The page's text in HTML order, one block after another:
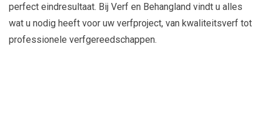
perfect eindresultaat. Bij Verf en Behangland vindt u alles
wat u nodig heeft voor uw verfproject, van kwaliteitsverf tot
professionele verfgereedschappen.